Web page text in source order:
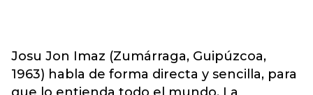
Josu Jon Imaz (Zumárraga, Guipúzcoa,
1963) habla de forma directa y sencilla, para